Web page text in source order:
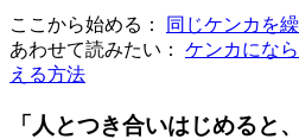
ここから始める：
同じケンカを
あわせて読みたい：
ケンカにな
える方法
「人とつき合いはじめると